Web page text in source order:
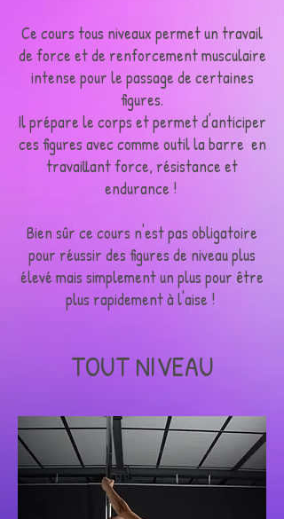
Ce cours tous niveaux permet un travail
de force et de renforcement musculaire
intense pour le passage de certaines
figures.
Il prépare le corps et permet d'anticiper
ces figures avec comme outil la barre en
travaillant force, résistance et
endurance !
Bien sûr ce cours n'est pas obligatoire
pour réussir des figures de niveau plus
élevé mais simplement un plus pour être
plus rapidement à l'aise !
TOUT NIVEAU